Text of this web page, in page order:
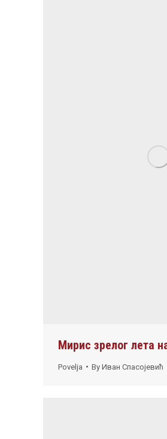
Мирис зрелог лета
Povelja By Иван Спасојевић